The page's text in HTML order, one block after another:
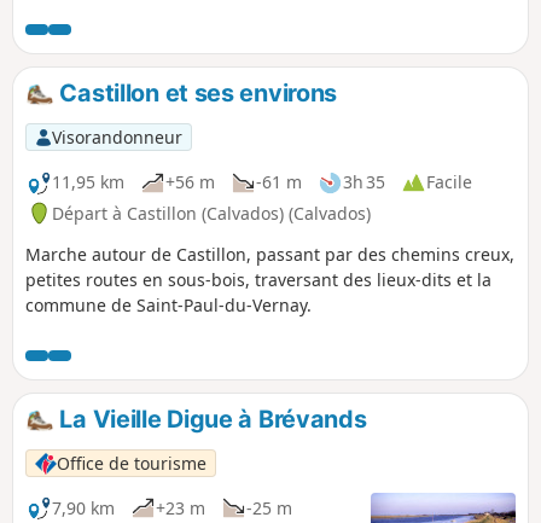
Castillon et ses environs
Visorandonneur
11,95 km
+56 m -61 m 3h 35
Facile
Départ à Castillon (Calvados) (Calvados)
Marche autour de Castillon, passant par des chemins creux,
petites routes en sous-bois, traversant des lieux-dits et la
commune de Saint-Paul-du-Vernay.
La Vieille Digue à Brévands
Office de tourisme
7,90 km
+23 m
-25 m